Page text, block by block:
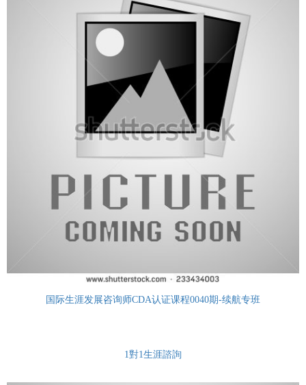
国际生涯发展咨询师CDA认证课程0040期-续航专班
1對1生涯諮詢